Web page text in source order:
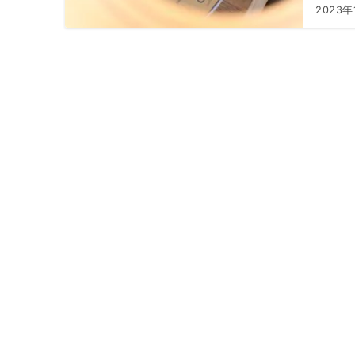
2023年